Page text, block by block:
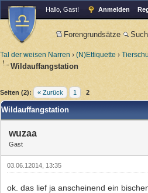
Hallo, Gast! Anmelden
Forengrundsätze
Tal der weisen Narren › (N)Ettiquette›
Wildauffangstation
Seiten (2): « Zurück 1 2
Wildauffangstation
wuzaa
Gast
03.06.12014, 13:35
ok. das lief ja anscheinend ein